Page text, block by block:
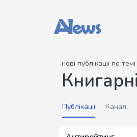
нові публікації по темі
Книгарні
Публікації Канал